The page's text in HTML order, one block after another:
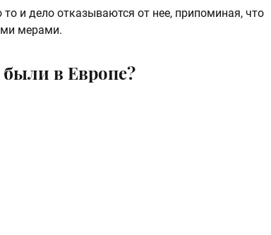
и дело отказываются от нее, припоминая, что
мерами.
в Европе?